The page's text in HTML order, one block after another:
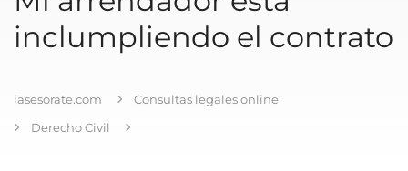
inclumpliendo el contrato
iasesorate.com
Consultas legales online
Derecho Civil